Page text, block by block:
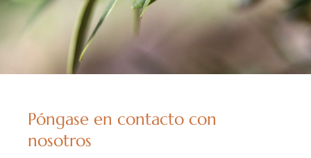
Póngase en contacto con
nosotros